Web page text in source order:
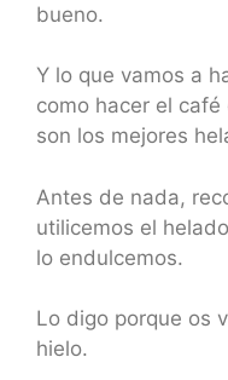
bueno.
Y lo que vamos a
como hacer el
son los mejores
Antes de nada,
utilicemos el
lo endulcemos.
Lo digo porque os
hielo.